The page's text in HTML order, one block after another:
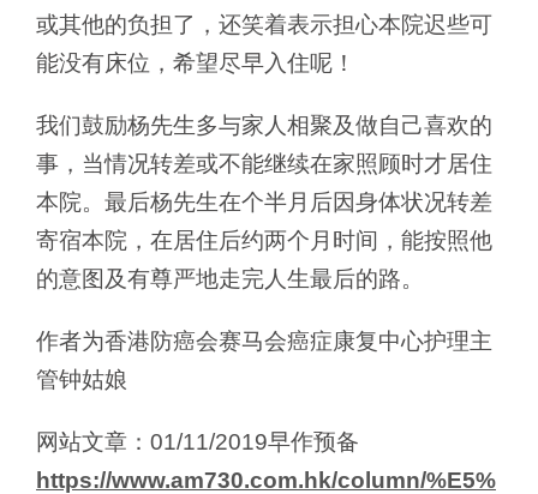
或其他的负担了，还笑着表示担心本院迟些可
能没有床位，希望尽早入住呢！
我们鼓励杨先生多与家人相聚及做自己喜欢的
事，当情况转差或不能继续在家照顾时才居住
本院。最后杨先生在个半月后因身体状况转差
寄宿本院，在居住后约两个月时间，能按照他
的意图及有尊严地走完人生最后的路。
作者为香港防癌会赛马会癌症康复中心护理主
管钟姑娘
网站文章：01/11/2019早作预备
https://www.am730.com.hk/column/%E5%